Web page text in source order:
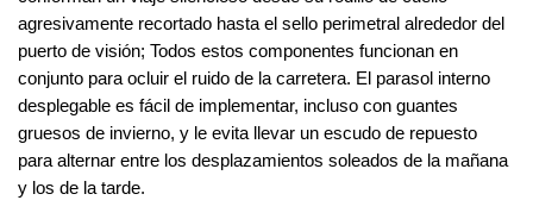
agresivamente recortado hasta el sello perimetral alrededor del
puerto de visión; Todos estos componentes funcionan en
conjunto para ocluir el ruido de la carretera. El parasol interno
desplegable es fácil de implementar, incluso con guantes
gruesos de invierno, y le evita llevar un escudo de repuesto
para alternar entre los desplazamientos soleados de la mañana
y los de la tarde.